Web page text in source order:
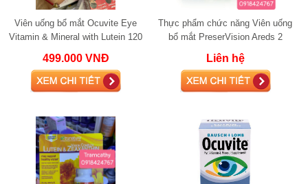
Viên uống bổ mắt Ocuvite Eye
Vitamin & Mineral with Lutein 120
499.000 VNĐ
Thực phẩm chức năng Viên uống
bổ mắt PreserVision Areds 2
Liên hệ